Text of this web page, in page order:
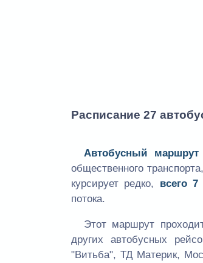
Расписание 27
Автобусный
общественного
курсирует редко, всего
потока.
Этот маршрут
других автобусных
"Витьба", ТД Материк,